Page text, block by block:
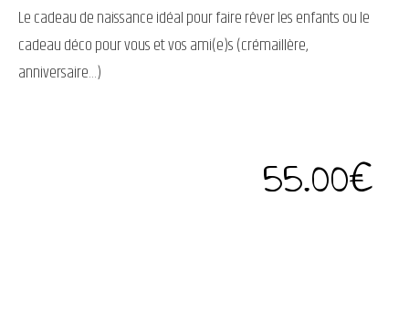
Le cadeau de naissance idéal pour faire rêver les enfants ou le
cadeau déco pour vous et vos ami(e)s (crémaillère,
anniversaire…)
55.00€